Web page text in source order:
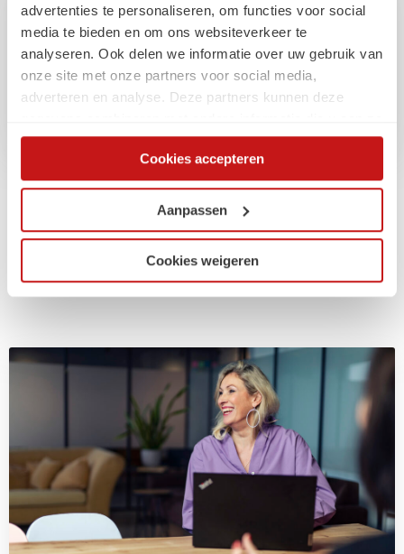
advertenties te personaliseren, om functies voor social
media te bieden en om ons websiteverkeer te
analyseren. Ook delen we informatie over uw gebruik van
onze site met onze partners voor social media,
adverteren en analyse. Deze partners kunnen deze
heeft verstrekt of die ze hebben verzameld op basis van
uw gebruik van hun services. Via de cookieverklaring op
onze website kunt u uw toestemming op elk moment
Cookies accepteren
Aanpassen
Cookies weigeren
Tips voor marketing & communicatiemanagers om
voorop te lopen in de markt
Gerelateerde